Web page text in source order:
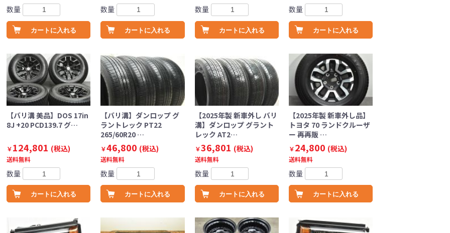
数量
カートに入れる
数量
カートに入れる
数量
カートに入れる
数量
カートに入れる
【バリ溝 美品】DOS 17in
8J +20 PCD139.7 グ…
￥124,801 (税込)
送料無料
数量
カートに入れる
【バリ溝】ダンロップ グ
ラントレック PT22
265/60R20 …
￥46,800 (税込)
送料無料
数量
カートに入れる
【2025年製 新車外し バリ
溝】ダンロップ グラント
レック AT2…
￥36,801 (税込)
送料無料
数量
カートに入れる
【2025年製 新車外し品】
トヨタ 70 ランドクルーザ
ー 再再販 …
￥24,800 (税込)
送料無料
数量
カートに入れる